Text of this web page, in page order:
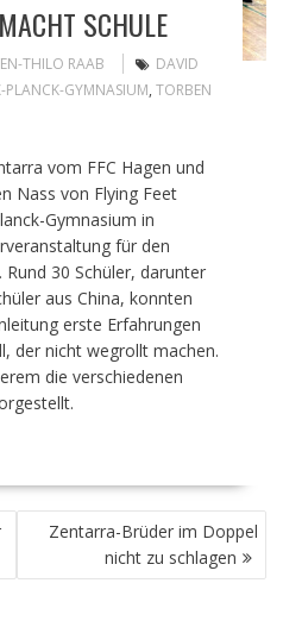
SCHULE
THILO RAAB
DAVID
PLANCK-GYMNASIUM, TORBEN
vom FFC Hagen und
Nass von Flying Feet
Gymnasium in
für den
30 Schüler, darunter
aus China, konnten
erste Erfahrungen
der nicht wegrollt machen.
die verschiedenen
Zentarra-Brüder im Doppel
nicht zu schlagen